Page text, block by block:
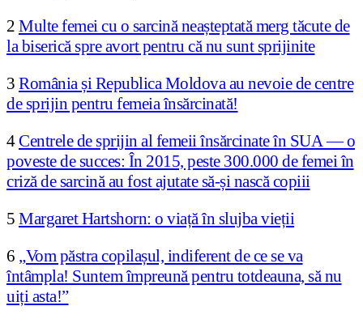
2 Multe femei cu o sarcină neașteptată merg tăcute de
la biserică spre avort pentru că nu sunt sprijinite
3 România și Republica Moldova au nevoie de centre
de sprijin pentru femeia însărcinată!
4Centrele de sprijin al femeii însărcinate în SUA — o
poveste de succes: În 2015, peste 300.000 de femei în
criză de sarcină au fost ajutate să-și nască copiii
5 Margaret Hartshorn: o viață în slujba vieții
6 „Vom păstra copilașul, indiferent de ce se va
întâmpla! Suntem împreună pentru totdeauna, să nu
uiți asta!”